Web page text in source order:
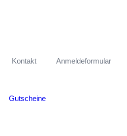
Kontakt Anmeldeformular
Gutscheine